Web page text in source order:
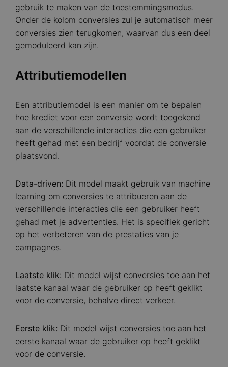
gebruik te maken van de toestemmingsmodus.
Onder de kolom conversies zul je automatisch meer
conversies zien terugkomen, waarvan dus een deel
gemoduleerd kan zijn.
Attributiemodellen
Een attributiemodel is een manier om te bepalen
hoe krediet voor een conversie wordt toegekend
aan de verschillende interacties die een gebruiker
heeft gehad met een bedrijf voordat de conversie
plaatsvond.
Data-driven: Dit model maakt gebruik van machine
learning om conversies te attribueren aan de
verschillende interacties die een gebruiker heeft
gehad met je advertenties. Het is specifiek gericht
op het verbeteren van de prestaties van je
campagnes.
Laatste klik: Dit model wijst conversies toe aan het
laatste kanaal waar de gebruiker op heeft geklikt
voor de conversie, behalve direct verkeer.
Eerste klik: Dit model wijst conversies toe aan het
eerste kanaal waar de gebruiker op heeft geklikt
voor de conversie.